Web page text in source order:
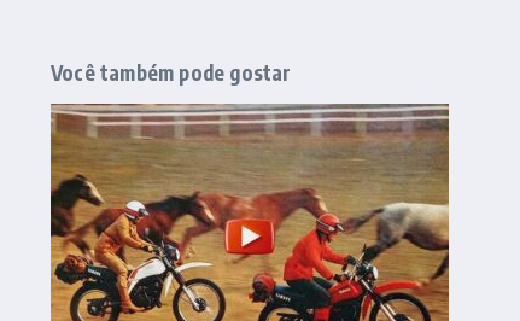
Você também pode gostar